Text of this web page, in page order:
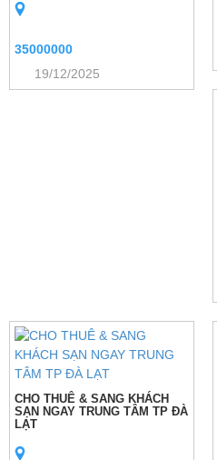
35000000
19/12/2025
CHO THUÊ & SANG KHÁCH
SẠN NGAY TRUNG TÂM TP ĐÀ
LẠT